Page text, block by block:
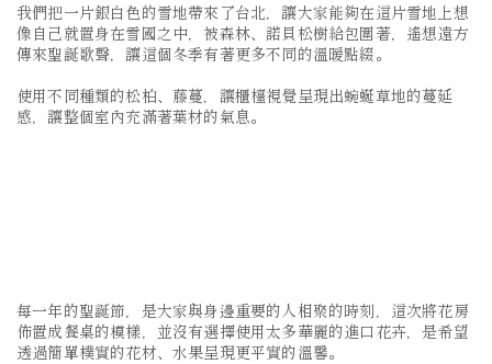
我們把一片銀白色的雪地帶來了台北，讓大家能夠在這片雪地上想
像自己就置身在雪國之中，被森林、諾貝松樹給包圍著，遙想遠方
傳來聖誕歌聲，讓這個冬季有著更多不同的溫暖點綴。
使用不同種類的松柏、藤蔓，讓櫃檯視覺呈現出蜿蜒草地的蔓延
感，讓整個室內充滿著葉材的氣息。
每一年的聖誕節，是大家與身邊重要的人相聚的時刻，這次將花房
佈置成餐桌的模樣，並沒有選擇使用太多華麗的進口花卉，是希望
透過簡單樸實的花材、水果呈現更平實的溫馨。